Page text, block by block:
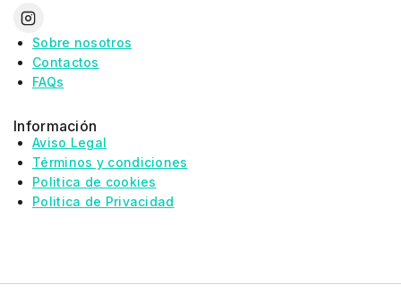
Sobre nosotros
Contactos
FAQs
Información
Aviso Legal
Términos y condiciones
Politica de cookies
Politica de Privacidad